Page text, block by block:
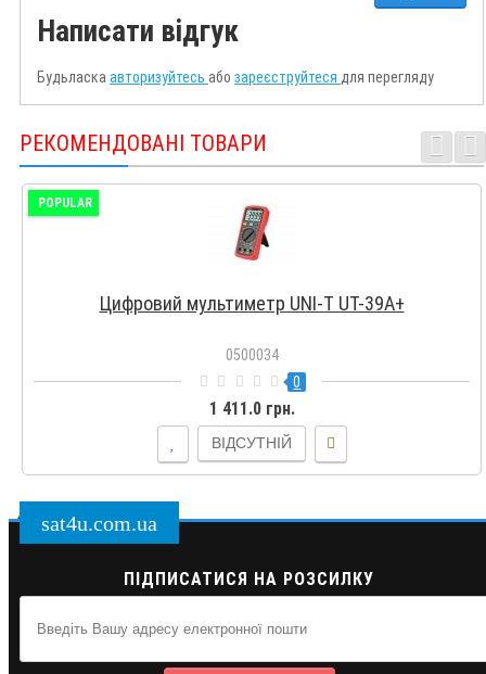
Написати відгук
Будьласка авторизуйтесь або зареєструйтеся для перегляду
РЕКОМЕНДОВАНІ ТОВАРИ
POPULAR
Цифровий мультиметр UNI-T UT-39A+
0500034
0
1 411.0 грн.
ВІДСУТНІЙ
sat4u.com.ua
ПІДПИСАТИСЯ НА РОЗСИЛКУ